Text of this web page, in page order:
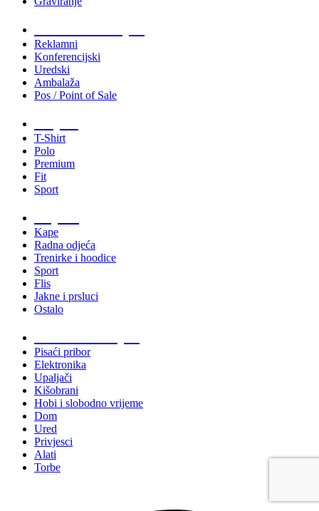
Reklamni
Konferencijski
Uredski
Ambalaža
Pos / Point of Sale
T-Shirt
Polo
Premium
Fit
Sport
Kape
Radna odjeća
Trenirke i hoodice
Sport
Flis
Jakne i prsluci
Ostalo
Pisaći pribor
Elektronika
Upaljači
Kišobrani
Hobi i slobodno vrijeme
Dom
Ured
Privjesci
Alati
Torbe